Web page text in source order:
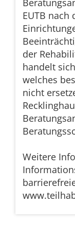
EUTB nach
der
handelt
welches
nicht
Weitere